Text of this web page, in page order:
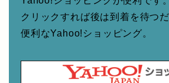
クリックすれば後は到着を待つ
便利なYahoo!ショッピング。